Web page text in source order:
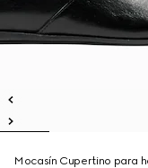
Mocasín Cupertino para